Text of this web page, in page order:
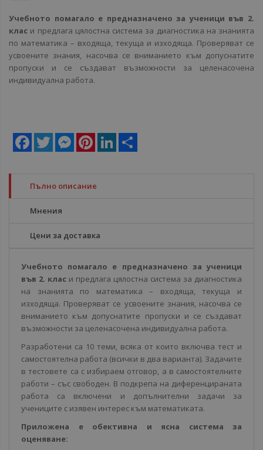
Учебното помагало е предназначено за ученици във 2.
клас и предлага цялостна система за диагностика на знанията
по математика – входяща, текуща и изходяща. Проверяват се
усвоените знания, насочва се вниманието към допуснатите
пропуски и се създават възможности за целенасочена
индивидуална работа.
Facebook
Twitter MessengerPinterestLinkedIn
Пълно описание
Мнения
Цени за доставка
Учебното помагало е предназначено за ученици
във 2. клас и предлага цялостна система за диагностика
на знанията по математика – входяща, текуща и
изходяща. Проверяват се усвоените знания, насочва се
вниманието към допуснатите пропуски и се създават
възможности за целенасочена индивидуална работа.
Разработени са 10 теми, всяка от които включва тест и
самостоятелна работа (всички в два варианта). Задачите
в тестовете са с избираем отговор, а в самостоятелните
работи – със свободен. В подкрепа на диференцираната
работа са включени и допълнителни задачи за
учениците с изявен интерес към математиката.
Приложена е обективна и ясна система за
оценяване: